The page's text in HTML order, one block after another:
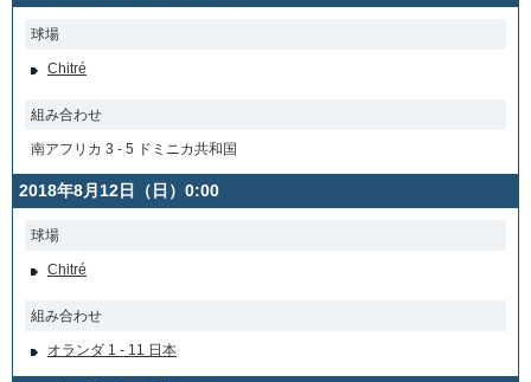
球場
Chitré
組み合わせ
南アフリカ 3 - 5 ドミニカ共和国
2018年8月12日（日）0:00
球場
Chitré
組み合わせ
オランダ 1 - 11 日本